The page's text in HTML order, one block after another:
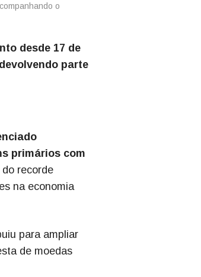
o
desde 17 de
parte
primários com
recorde
na economia
para ampliar
de moedas